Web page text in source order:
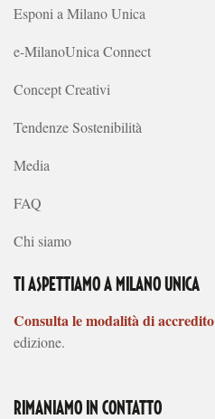
Esponi a Milano Unica
e-MilanoUnica Connect
Concept Creativi
Tendenze Sostenibilità
Media
FAQ
Chi siamo
TI ASPETTIAMO A MILANO UNICA
Consulta le modalità di accredito
edizione.
RIMANIAMO IN CONTATTO